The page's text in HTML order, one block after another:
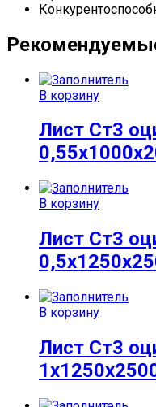
В корзину
Лист Ст3
В корзину
Лист Ст3
В корзину
Лист Ст3